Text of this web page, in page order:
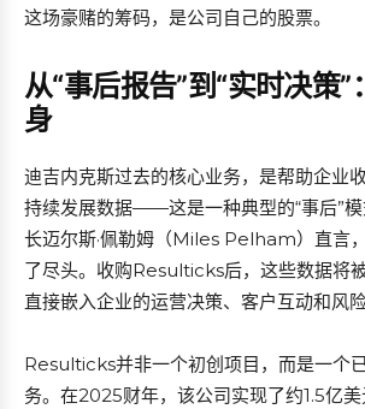
这场豪赌的筹码，是公司自己的股票。
从“事后报告”到“实时决策
身
迪吉内克斯过去的核心业务，是帮助企业
持续发展数据——这是一种典型的“事后”
长迈尔斯·佩勒姆（Miles Pelham）直言
了尽头。收购Resulticks后，这些数据将
直接嵌入企业的运营决策、客户互动和风险
Resulticks并非一个初创项目，而是一个
务。在2025财年，该公司实现了约1.5亿美